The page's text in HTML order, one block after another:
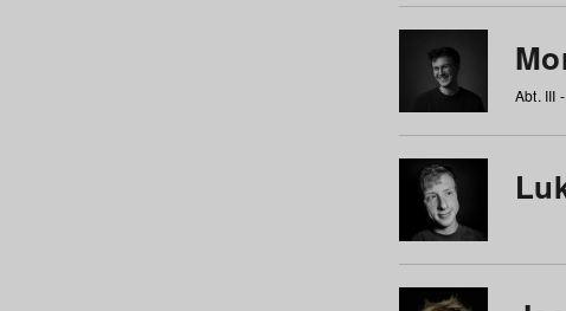
Abt. III